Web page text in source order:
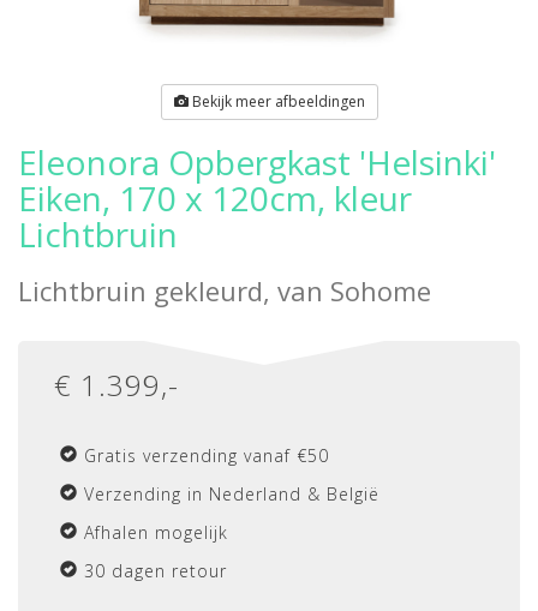
Bekijk meer afbeeldingen
Eleonora Opbergkast 'Helsinki'
Eiken, 170 x 120cm, kleur
Lichtbruin
Lichtbruin gekleurd, van Sohome
€ 1.399,-
Gratis verzending vanaf €50
Verzending in Nederland & België
Afhalen mogelijk
30 dagen retour